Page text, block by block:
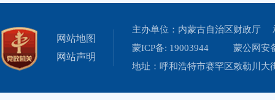
网站地图
网站声明
主办单位：内蒙古自治区财政厅
蒙ICP备: 19003944
蒙公网安
地址：呼和浩特市赛罕区敕勒川